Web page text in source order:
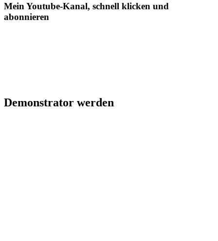
Mein Youtube-Kanal, schnell klicken und
abonnieren
Demonstrator werden